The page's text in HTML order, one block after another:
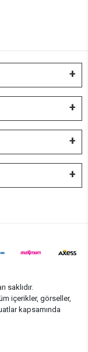
saklıdır.
içerikler, görseller,
kapsamında